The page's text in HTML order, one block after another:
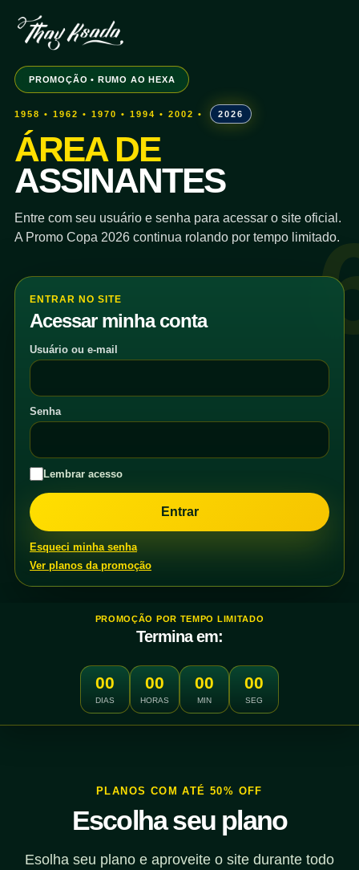
PROMOÇÃO • RUMO AO HEXA
1958 • 1962 • 1970 • 1994 • 2002 • 2026
ÁREA DE
ASSINANTES
Entre com seu usuário e senha para acessar o site oficial.
A Promo Copa 2026 continua rolando por tempo limitado.
ENTRAR NO SITE
Acessar minha conta
Usuário ou e-mail
Senha
Lembrar acesso
Esqueci minha senha
Ver planos da promoção
PROMOÇÃO POR TEMPO LIMITADO
Termina em:
00
DIAS
00
HORAS
00
MIN
00
SEG
PLANOS COM ATÉ 50% OFF
Escolha seu plano
Esolha seu plano e aproveite o site durante todo